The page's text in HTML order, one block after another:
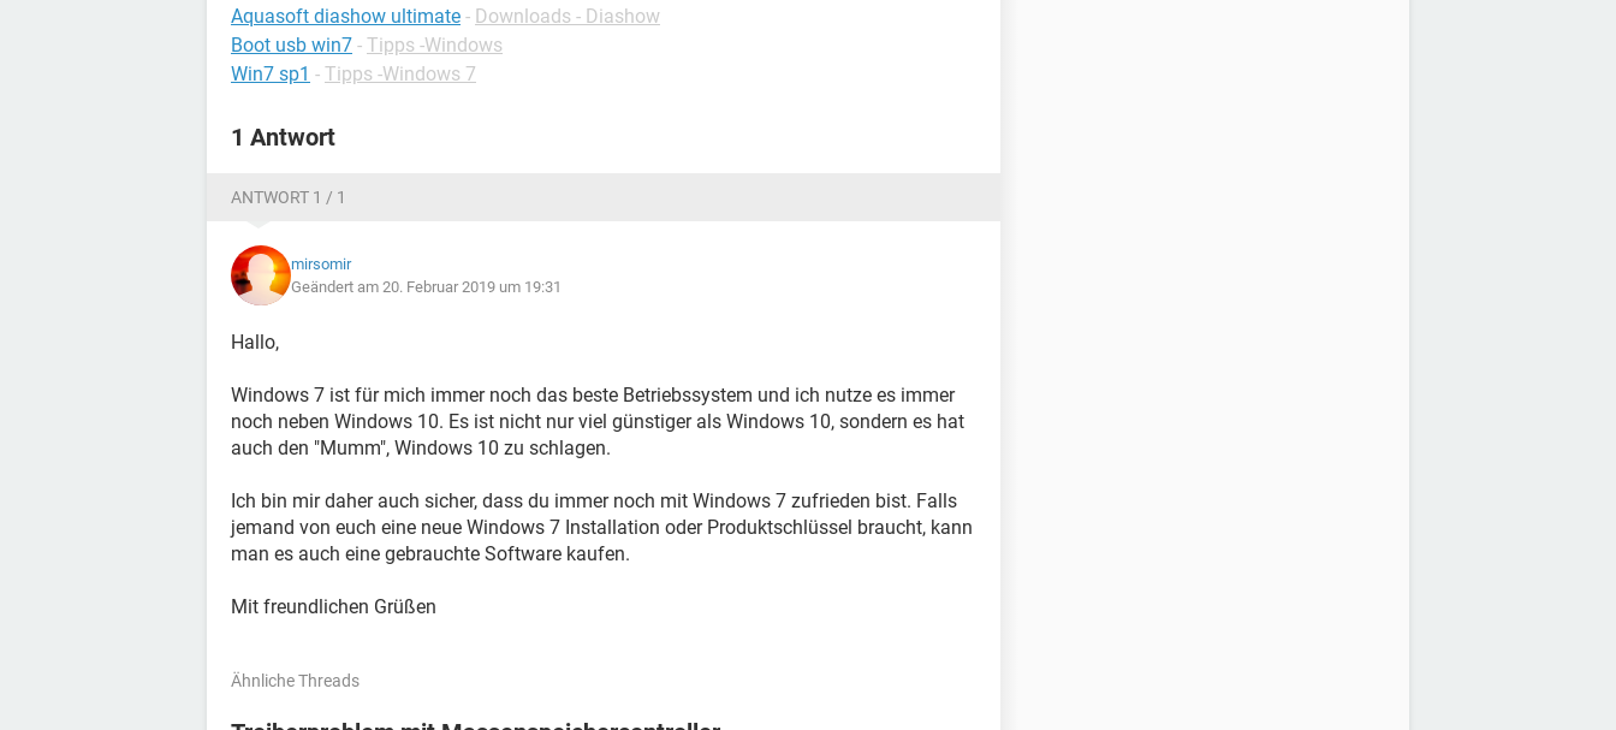
Aquasoft diashow ultimate - Downloads - Diashow
Boot usb win7 - Tipps -Windows
Win7 sp1 - Tipps -Windows 7
1 Antwort
ANTWORT 1 / 1
mirsomir
Geändert am 20. Februar 2019 um 19:31
Hallo,
Windows 7 ist für mich immer noch das beste Betriebssystem und ich nutze es immer
noch neben Windows 10. Es ist nicht nur viel günstiger als Windows 10, sondern es hat
auch den "Mumm", Windows 10 zu schlagen.
Ich bin mir daher auch sicher, dass du immer noch mit Windows 7 zufrieden bist. Falls
jemand von euch eine neue Windows 7 Installation oder Produktschlüssel braucht, kann
man es auch eine gebrauchte Software kaufen.
Mit freundlichen Grüßen
Ähnliche Threads